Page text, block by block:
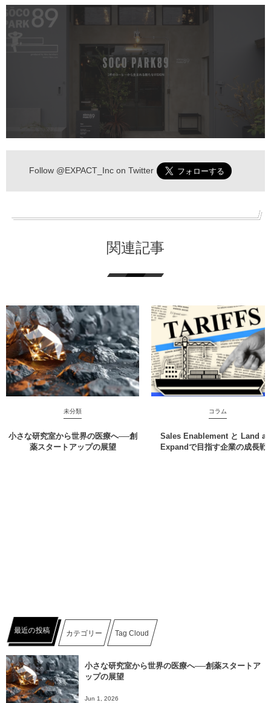
Follow @EXPACT_Incon Twitter
関連記事
未分類
小さな研究室から世界の医療へ──創
薬スタートアップの展望
コラム
Sales Enablement と Land
Expandで目指す企業の成長戦
最近の投稿 カテゴリー Tag Cloud
小さな研究室から世界の医療へ──創薬スタートア
ップの展望
Jun 1, 2026